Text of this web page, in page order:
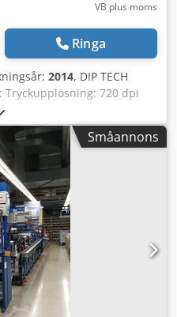
VB plus moms
Ringa
2014, DIP TECH
Tryckupplösning: 720 dpi
vitt samt andra
2200 x 1200 mm (bredd
x 400 mm Glasets tjocklek:
30 m²/h (med 8
nödvändiga operatörer: en
mm (bredd x längd x höjd)
Alla vanliga bildfilsformat
JPEG
Celsius
x 16 A 50/60 Hz
Småannons